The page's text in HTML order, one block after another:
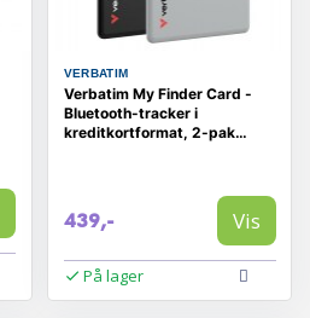
VERBATIM
Verbatim My Finder Card -
Bluetooth-tracker i
kreditkortformat, 2-pak
439,- Vis
På lager